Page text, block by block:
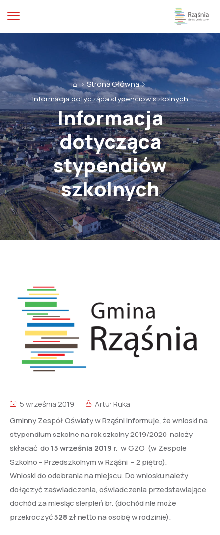
⌂
Strona Główna
Informacja dotycząca stypendiów szkolnych
Informacja
dotycząca
stypendiów
szkolnych
5 września 2019
Artur Ruka
Gminny Zespół Oświaty w Rząśni informuje, że wnioski na
stypendium szkolne na rok szkolny 2019/2020 należy
składać do 15 września 2019 r. w GZO (w Zespole
Szkolno – Przedszkolnym w Rząśni – 2 piętro).
Wnioski do odebrania na miejscu. Do wniosku należy
dołączyć zaświadczenia, oświadczenia przedstawiające
dochód za miesiąc sierpień br. (dochód nie może
przekroczyć528 złnetto na osobę w rodzinie).